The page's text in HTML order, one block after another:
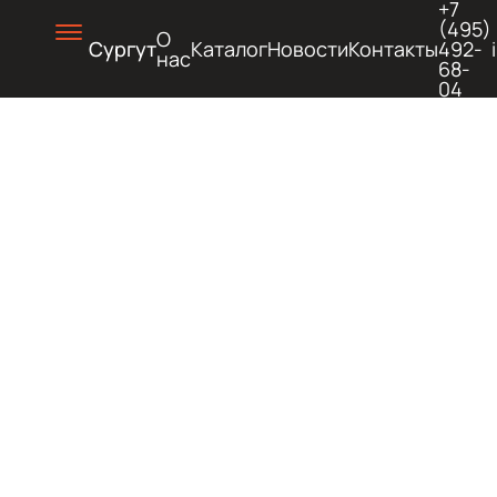
СургутО
насКаталогНовостиКонтакты
+7
(495)
492-
68-
04